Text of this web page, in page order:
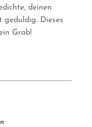
deinen
geduldig. Dieses
Grab!